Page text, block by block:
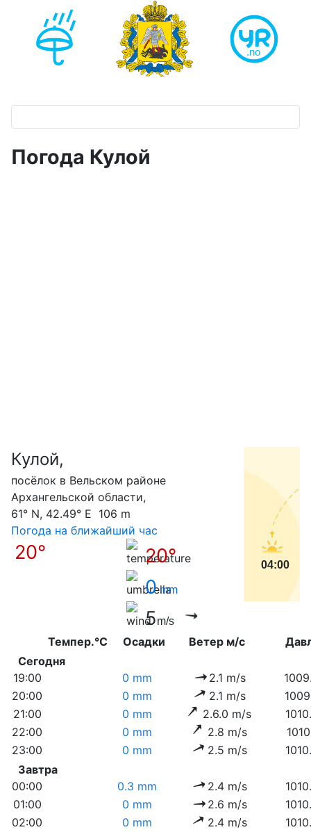
Погода Кулой
Кулой,
посёлок в Вельском районе
Архангельской области,
61° N, 42.49° E 106 m
Погода на ближайший час
20°
20°
0mm
5m/s
04:00
Темпер.°C Осадки Ветер м/с
Сегодня
19:00
0 mm 2.1 m/s
20:00
0 mm 2.1 m/s
21:00
0 mm 2.6.0 m/s
22:00
0 mm 2.8 m/s
23:00
0 mm 2.5 m/s
Завтра
00:00
0.3 mm 2.4 m/s
01:00
0 mm 2.6 m/s
02:00
0 mm 2.4 m/s